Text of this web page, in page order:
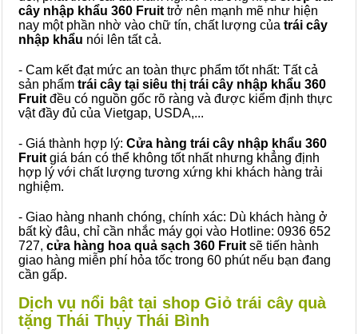
cây nhập khẩu 360 Fruit trở nên mạnh mẽ như hiện
nay một phần nhờ vào chữ tín, chất lượng của trái cây
nhập khẩu nói lên tất cả.
- Cam kết đạt mức an toàn thực phẩm tốt nhất: Tất cả
sản phẩm trái cây tại siêu thị trái cây nhập khẩu 360
Fruit đều có nguồn gốc rõ ràng và được kiểm định thực
vật đầy đủ của Vietgap, USDA,...
- Giá thành hợp lý: Cửa hàng trái cây nhập khẩu 360
Fruit giá bán có thể không tốt nhất nhưng khẳng định
hợp lý với chất lượng tương xứng khi khách hàng trải
nghiệm.
- Giao hàng nhanh chóng, chính xác: Dù khách hàng ở
bất kỳ đâu, chỉ cần nhắc máy gọi vào Hotline: 0936 652
727, cửa hàng hoa quả sạch 360 Fruit sẽ tiến hành
giao hàng miễn phí hỏa tốc trong 60 phút nếu bạn đang
cần gấp.
Dịch vụ nổi bật tại shop Giỏ trái cây quà
tặng Thái Thụy Thái Bình